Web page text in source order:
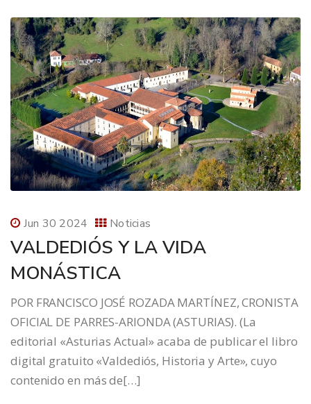
Jun 30 2024 Noticias
VALDEDIÓS Y LA VIDA
MONÁSTICA
POR FRANCISCO JOSÉ ROZADA MARTÍNEZ, CRONISTA
OFICIAL DE PARRES-ARIONDA (ASTURIAS). (La
editorial «Asturias Actual» acaba de publicar el libro
digital gratuito «Valdediós, Historia y Arte», cuyo
contenido en más de[…]